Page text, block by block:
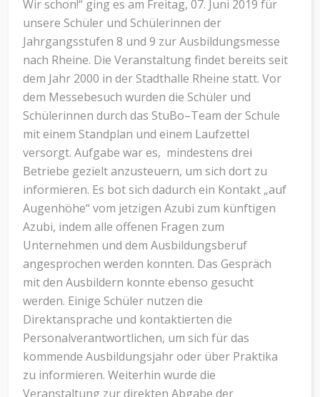
Wir schon!“ ging es am Freitag, 07. Juni 2019 für
unsere Schüler und Schülerinnen der
Jahrgangsstufen 8 und 9 zur Ausbildungsmesse
nach Rheine. Die Veranstaltung findet bereits seit
dem Jahr 2000 in der Stadthalle Rheine statt. Vor
dem Messebesuch wurden die Schüler und
Schülerinnen durch das StuBo–Team der Schule
mit einem Standplan und einem Laufzettel
versorgt. Aufgabe war es, mindestens drei
Betriebe gezielt anzusteuern, um sich dort zu
informieren. Es bot sich dadurch ein Kontakt „auf
Augenhöhe“ vom jetzigen Azubi zum künftigen
Azubi, indem alle offenen Fragen zum
Unternehmen und dem Ausbildungsberuf
angesprochen werden konnten. Das Gespräch
mit den Ausbildern konnte ebenso gesucht
werden. Einige Schüler nutzen die
Direktansprache und kontaktierten die
Personalverantwortlichen, um sich für das
kommende Ausbildungsjahr oder über Praktika
zu informieren. Weiterhin wurde die
Veranstaltung zur direkten Abgabe der